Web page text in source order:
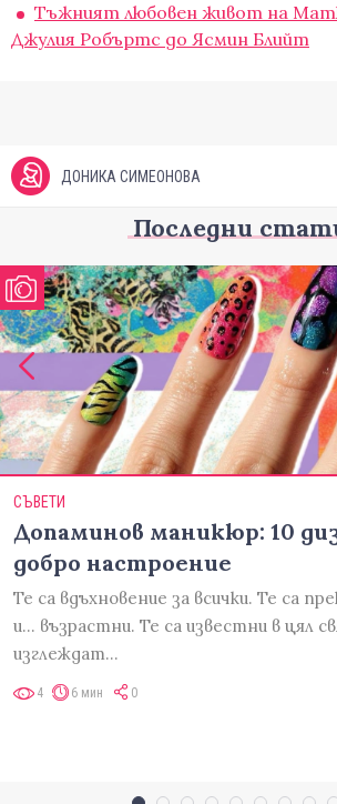
Тъжният любовен живот на
Джулия Робъртс до Ясмин Блийт
ДОНИКА СИМЕОНОВА
Последни
СЪВЕТИ
Допаминов маникюр: 10
добро настроение
Те са вдъхновение за всички. Те са
и... възрастни. Те са известни в цял
изглеждат…
4 6 мин 0